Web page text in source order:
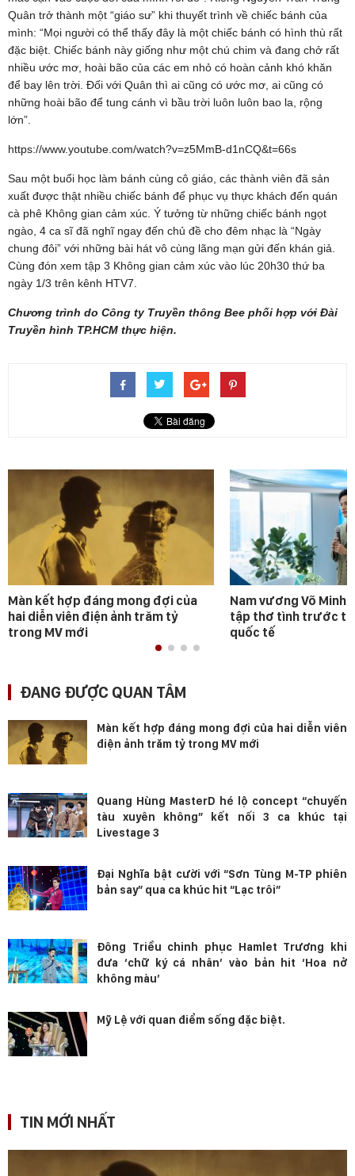
Quân trở thành một “giáo sư” khi thuyết trình về chiếc bánh của
mình: “Mọi người có thể thấy đây là một chiếc bánh có hình thù rất
đặc biệt. Chiếc bánh này giống như một chú chim và đang chở rất
nhiều ước mơ, hoài bão của các em nhỏ có hoàn cảnh khó khăn
để bay lên trời. Đối với Quân thì ai cũng có ước mơ, ai cũng có
những hoài bão để tung cánh vì bầu trời luôn luôn bao la, rộng
lớn”.
https://www.youtube.com/watch?v=z5MmB-d1nCQ&t=66s
Sau một buổi học làm bánh cùng cô giáo, các thành viên đã sản
xuất được thật nhiều chiếc bánh để phục vụ thực khách đến quán
cà phê Không gian cảm xúc. Ý tưởng từ những chiếc bánh ngọt
ngào, 4 ca sĩ đã nghĩ ngay đến chủ đề cho đêm nhạc là “Ngày
chung đôi” với những bài hát vô cùng lãng mạn gửi đến khán giả.
Cùng đón xem tập 3 Không gian cảm xúc vào lúc 20h30 thứ ba
ngày 1/3 trên kênh HTV7.
Chương trình do Công ty Truyền thông Bee phối hợp với Đài
Truyền hình TP.HCM thực hiện.
Màn kết hợp đáng mong đợi của
hai diễn viên điện ảnh trăm tỷ
trong MV mới
Nam vương Võ Minh
tập thơ tình trước
quốc tế
ĐANG ĐƯỢC QUAN TÂM
Màn kết hợp đáng mong đợi của hai diễn viên
điện ảnh trăm tỷ trong MV mới
Quang Hùng MasterD hé lộ concept “chuyến
tàu xuyên không” kết nối 3 ca khúc tại
Livestage 3
Đại Nghĩa bật cười với “Sơn Tùng M-TP phiên
bản say” qua ca khúc hit “Lạc trôi”
Đông Triều chinh phục Hamlet Trương khi
đưa ‘chữ ký cá nhân’ vào bản hit ‘Hoa nở
không màu’
Mỹ Lệ với quan điểm sống đặc biệt.
TIN MỚI NHẤT